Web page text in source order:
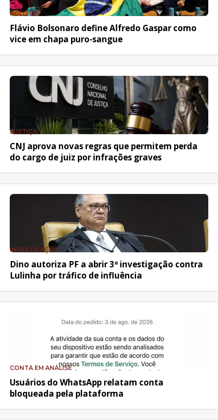
POLÍTICA
Flávio Bolsonaro define Alfredo Gaspar como
vice em chapa puro-sangue
JUSTIÇA
CNJ aprova novas regras que permitem perda
do cargo de juiz por infrações graves
INVESTIGAÇÃO
Dino autoriza PF a abrir 3ª investigação contra
Lulinha por tráfico de influência
CONTA EM ANÁLISE
Usuários do WhatsApp relatam conta
bloqueada pela plataforma